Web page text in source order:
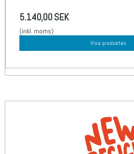
5.140,00 SEK
(inkl. moms)
Visa produkten